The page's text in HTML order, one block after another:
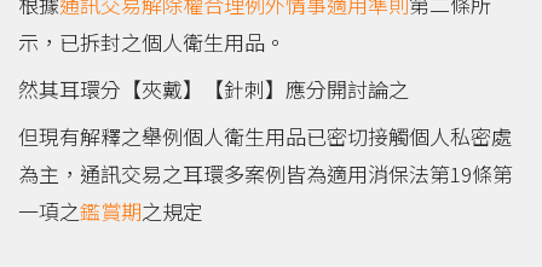
示，已拆封之個人衛生用品。
然其耳環分【夾戴】【針刺】應分開討論之
但現有解釋之舉例個人衛生用品已密切接觸個人私密處
為主，通訊交易之耳環多案例皆為適用消保法第19條第
一項之鑑賞期之規定